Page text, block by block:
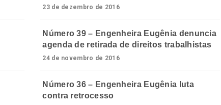
23 de dezembro de 2016
Número 39 – Engenheira Eugênia denuncia
agenda de retirada de direitos trabalhistas
24 de novembro de 2016
Número 36 – Engenheira Eugênia luta
contra retrocesso